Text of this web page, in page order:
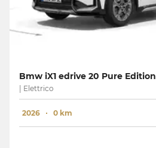
Bmw iX1 edrive 20 Pure Edition
| Elettrico
2026 0 km